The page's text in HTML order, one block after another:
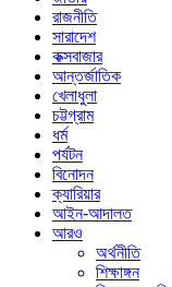
রাজনীতি
সারাদেশ
কক্সবাজার
আন্তর্জাতিক
খেলাধুলা
চট্টগ্রাম
ধর্ম
পর্যটন
বিনোদন
ক্যারিয়ার
আইন-আদালত
আরও
অর্থনীতি
শিক্ষাঙ্গন